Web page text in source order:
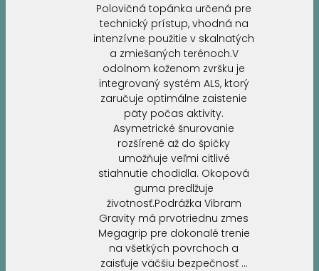
Polovičná topánka určená pre
technický prístup, vhodná na
intenzívne použitie v skalnatých
a zmiešaných terénoch.V
odolnom koženom zvršku je
integrovaný systém ALS, ktorý
zaručuje optimálne zaistenie
päty počas aktivity.
Asymetrické šnurovanie
rozšírené až do špičky
umožňuje veľmi citlivé
stiahnutie chodidla. Okopová
guma predlžuje
životnosť.Podrážka Vibram
Gravity má prvotriednu zmes
Megagrip pre dokonalé trenie
na všetkých povrchoch a
zaisťuje väčšiu bezpečnosť …